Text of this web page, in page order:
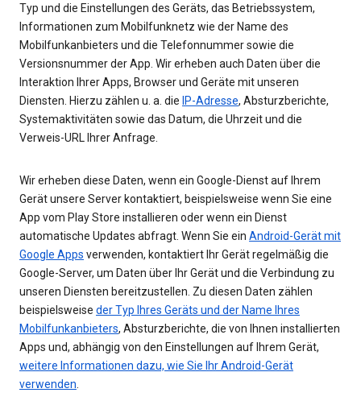
Typ und die Einstellungen des Geräts, das Betriebssystem,
Informationen zum Mobilfunknetz wie der Name des
Mobilfunkanbieters und die Telefonnummer sowie die
Versionsnummer der App. Wir erheben auch Daten über die
Interaktion Ihrer Apps, Browser und Geräte mit unseren
Diensten. Hierzu zählen u. a. die IP-Adresse, Absturzberichte,
Systemaktivitäten sowie das Datum, die Uhrzeit und die
Verweis-URL Ihrer Anfrage.
Wir erheben diese Daten, wenn ein Google-Dienst auf Ihrem
Gerät unsere Server kontaktiert, beispielsweise wenn Sie eine
App vom Play Store installieren oder wenn ein Dienst
automatische Updates abfragt. Wenn Sie ein Android-Gerät mit
Google Apps verwenden, kontaktiert Ihr Gerät regelmäßig die
Google-Server, um Daten über Ihr Gerät und die Verbindung zu
unseren Diensten bereitzustellen. Zu diesen Daten zählen
beispielsweise der Typ Ihres Geräts und der Name Ihres
Mobilfunkanbieters, Absturzberichte, die von Ihnen installierten
Apps und, abhängig von den Einstellungen auf Ihrem Gerät,
weitere Informationen dazu, wie Sie Ihr Android-Gerät
verwenden.